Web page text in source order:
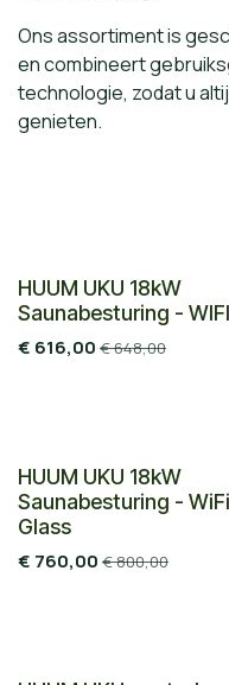
Ons assortiment is
en combineert
technologie, zodat u
genieten.
HUUM UKU 18kW
Saunabesturing - WIFI
€ 616,00 €648,00
HUUM UKU 18kW
Saunabesturing - WiFi
Glass
€ 760,00 €800,00